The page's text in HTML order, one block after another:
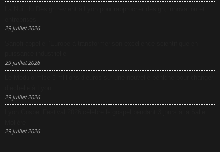
29 juillet 2026
29 juillet 2026
29 juillet 2026
29 juillet 2026